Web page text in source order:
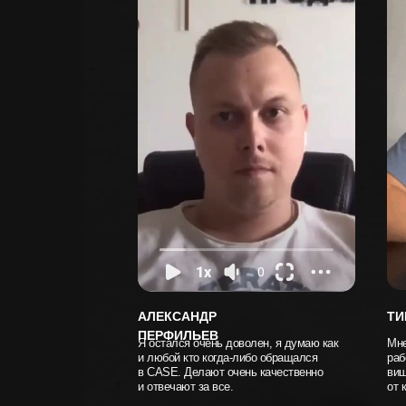
от
АЛЕКСАНДР
ПЕРФИЛЬЕВ
Я остался очень доволен, я думаю как
и любой кто когда-либо обращался
в СASE. Делают очень качественно
и отвечают за все.